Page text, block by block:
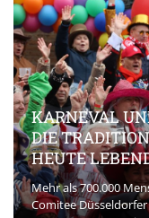
KARNEVAL
DIE
HEUTE
Mehr als 700.000
Comitee